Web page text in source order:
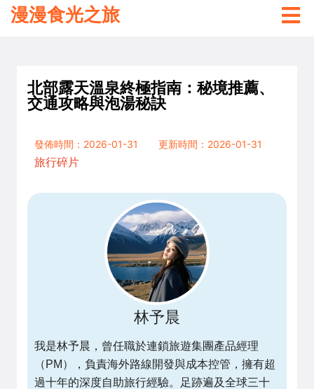
漫漫食光之旅
北部露天溫泉終極指南：秘境推薦、
交通攻略與泡湯秘訣
發佈時間：2026-01-31
更新時間：2026-01-31
旅行碎片
林予晨
我是林予晨，曾任職於連鎖旅遊集團產品經理
（PM），負責海外路線開發與成本控管，擁有超
過十年的深度自助旅行經驗。足跡遍及全球三十